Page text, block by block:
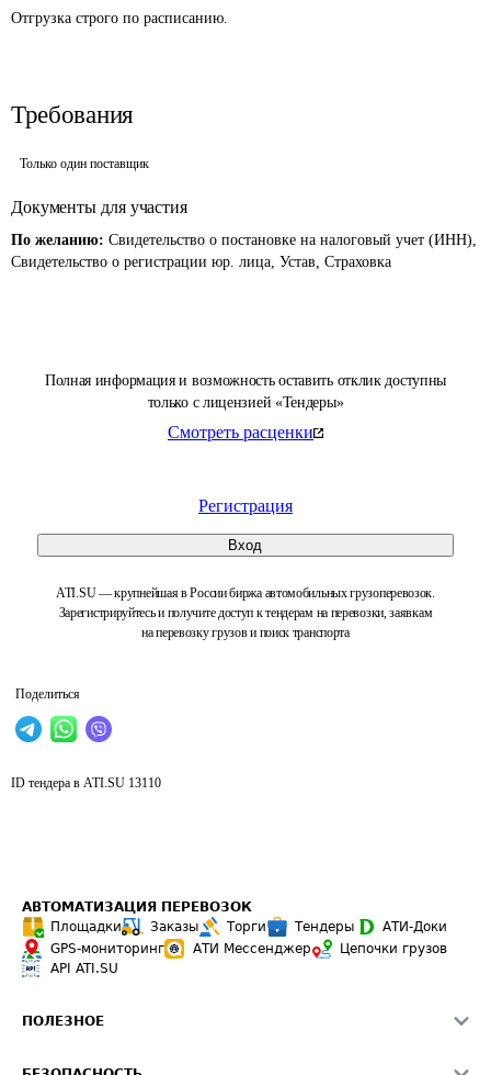
Полная информация и возможность оставить отклик доступны
только с лицензией «Тендеры»
Смотреть расценки
Регистрация
Вход
ATI.SU — крупнейшая в России биржа автомобильных грузоперевозок.
Зарегистрируйтесь и получите доступ к тендерам на перевозки, заявкам
на перевозку грузов и поиск транспорта
Поделиться
Отгрузка строго по расписанию.
Требования
Только один поставщик
Документы для участия
По желанию: Свидетельство о постановке на налоговый учет (ИНН),
Свидетельство о регистрации юр. лица, Устав, Страховка
ID тендера в ATI.SU 13110
АВТОМАТИЗАЦИЯ ПЕРЕВОЗОК
Площадки
Заказы Торги Тендеры
АТИ-Доки
GPS-мониторинг
АТИ Мессенджер
Цепочки грузов
API ATI.SU
ПОЛЕЗНОЕ